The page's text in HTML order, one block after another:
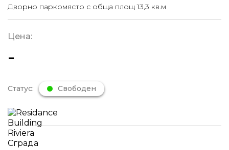
Дворно паркомясто с обща площ 13,3 кв.м
Цена:
-
Статус: Свободен